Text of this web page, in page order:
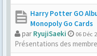
Harry Potter GO
Monopoly Go Cards
par RyujiSaeki 06 Déc
Présentations des